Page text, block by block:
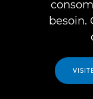
besoin.